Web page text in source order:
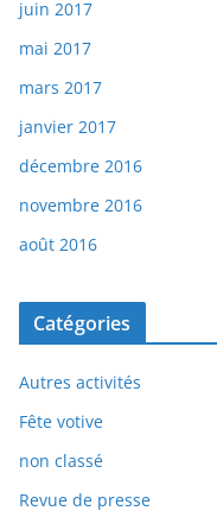
juin 2017
mai 2017
mars 2017
janvier 2017
décembre 2016
novembre 2016
août 2016
Catégories
Autres activités
Fête votive
non classé
Revue de presse